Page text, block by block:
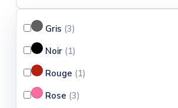
Gris (3)
Noir (1)
Rouge (1)
Rose (3)